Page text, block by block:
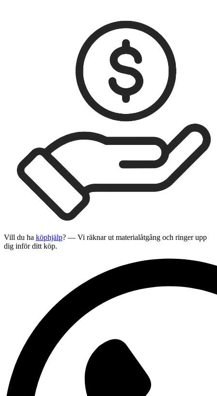
Vill du ha köphjälp? — Vi räknar ut materialåtgång och ringer upp
dig inför ditt köp.